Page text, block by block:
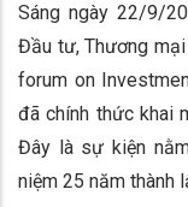
Sáng ngày 22/9/
Đầu tư, Thương
forum on
đã chính thức khai
Đây là sự kiện
niệm 25 năm